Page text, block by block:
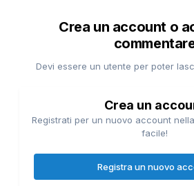
Crea un account o
Devi essere un utente per poter
Crea un
Registrati per un nuovo account
facile!
Registra un nuovo